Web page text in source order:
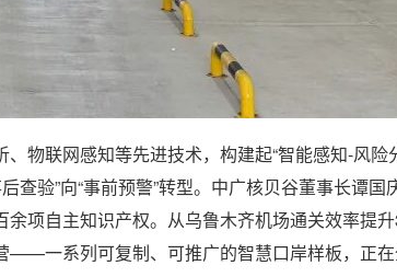
物联网感知等先进技术，构建起“智能感知-风险
查验”向“事前预警”转型。中广核贝谷董事长谭国
项自主知识产权。从乌鲁木齐机场通关效率提
——一系列可复制、可推广的智慧口岸样板，正